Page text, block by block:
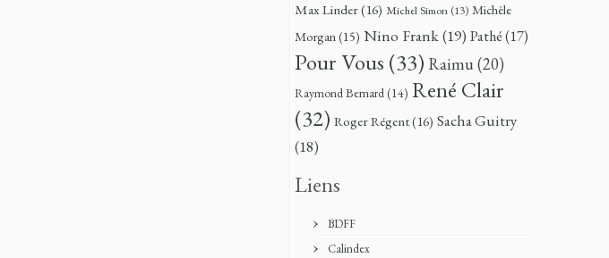
Max Linder(16) Michel Simon (13) Michèle
Morgan(15) Nino Frank(19) Pathé(17)
Pour Vous (33) Raimu(20)
Raymond Bernard(14) René Clair
(32) Roger Régent(16) Sacha Guitry
(18)
Liens
BDFF
Calindex